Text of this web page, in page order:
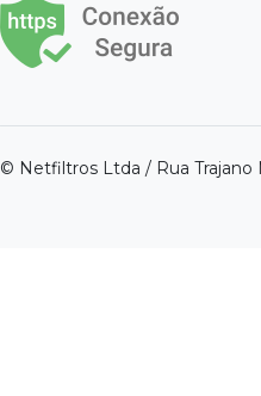
© Netfiltros Ltda / Rua Trajano